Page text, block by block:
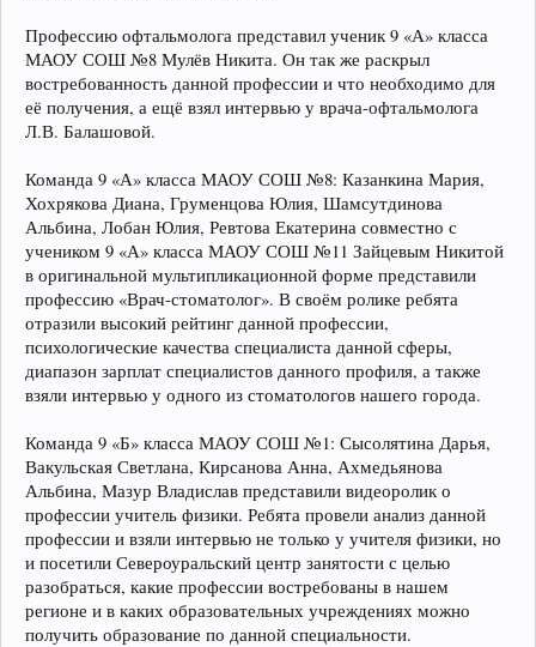
Профессию офтальмолога представил ученик 9 «А» класса
МАОУ СОШ №8 Мулёв Никита. Он так же раскрыл
востребованность данной профессии и что необходимо для
её получения, а ещё взял интервью у врача-офтальмолога
Л.В. Балашовой.
Команда 9 «А» класса МАОУ СОШ №8: Казанкина Мария,
Хохрякова Диана, Груменцова Юлия, Шамсутдинова
Альбина, Лобан Юлия, Ревтова Екатерина совместно с
учеником 9 «А» класса МАОУ СОШ №11 Зайцевым Никитой
в оригинальной мультипликационной форме представили
профессию «Врач-стоматолог». В своём ролике ребята
отразили высокий рейтинг данной профессии,
психологические качества специалиста данной сферы,
диапазон зарплат специалистов данного профиля, а также
взяли интервью у одного из стоматологов нашего города.
Команда 9 «Б» класса МАОУ СОШ №1: Сысолятина Дарья,
Вакульская Светлана, Кирсанова Анна, Ахмедьянова
Альбина, Мазур Владислав представили видеоролик о
профессии учитель физики. Ребята провели анализ данной
профессии и взяли интервью не только у учителя физики, но
и посетили Североуральский центр занятости с целью
разобраться, какие профессии востребованы в нашем
регионе и в каких образовательных учреждениях можно
получить образование по данной специальности.